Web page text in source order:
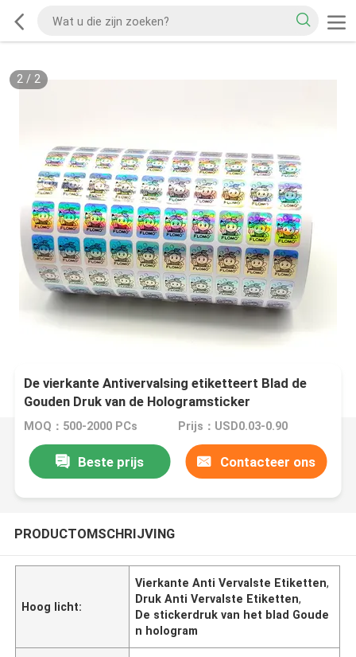
2/ 2
De vierkante Antivervalsing etiketteert Blad de
Gouden Druk van de Hologramsticker
MOQ：500-2000 PCs Prijs：USD0.03-0.90
Beste prijs Contacteer ons
PRODUCTOMSCHRIJVING
Hoog licht:
Vierkante Anti Vervalste Etiketten,
Druk Anti Vervalste Etiketten,
De stickerdruk van het blad Goude
n hologram